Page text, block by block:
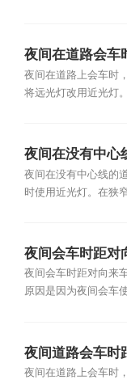
夜间在道路会车
换近光灯
夜间在道路上会车时
将远光灯改用近光灯
夜间在没有中心
对向车辆多少米
夜间在没有中心线的
时使用近光灯。在狭
夜间会车时距对
用近光灯的原因
夜间会车时距对向来
原因是因为夜间会车
夜间道路会车时
夜间在道路上会车时